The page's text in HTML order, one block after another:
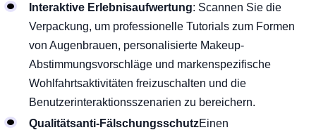
Interaktive Erlebnisaufwertung: Scannen Sie die
Verpackung, um professionelle Tutorials zum Formen
von Augenbrauen, personalisierte Makeup-
Abstimmungsvorschläge und markenspezifische
Wohlfahrtsaktivitäten freizuschalten und die
Benutzerinteraktionsszenarien zu bereichern.
Qualitätsanti-FälschungsschutzEinen